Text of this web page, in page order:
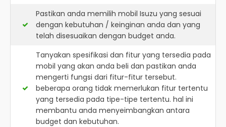
Pastikan anda memilih mobil Isuzu yang sesuai
dengan kebutuhan / keinginan anda dan yang
telah disesuaikan dengan budget anda.
Tanyakan spesifikasi dan fitur yang tersedia pada
mobil yang akan anda beli dan pastikan anda
mengerti fungsi dari fitur-fitur tersebut.
beberapa orang tidak memerlukan fitur tertentu
yang tersedia pada tipe-tipe tertentu. hal ini
membantu anda menyeimbangkan antara
budget dan kebutuhan.